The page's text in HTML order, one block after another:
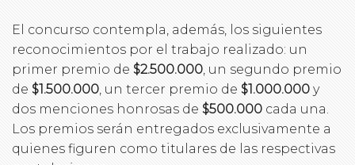
El concurso contempla, además, los siguientes
reconocimientos por el trabajo realizado: un
primer premio de $2.500.000, un segundo premio
de $1.500.000, un tercer premio de $1.000.000 y
dos menciones honrosas de $500.000 cada una.
Los premios serán entregados exclusivamente a
quienes figuren como titulares de las respectivas